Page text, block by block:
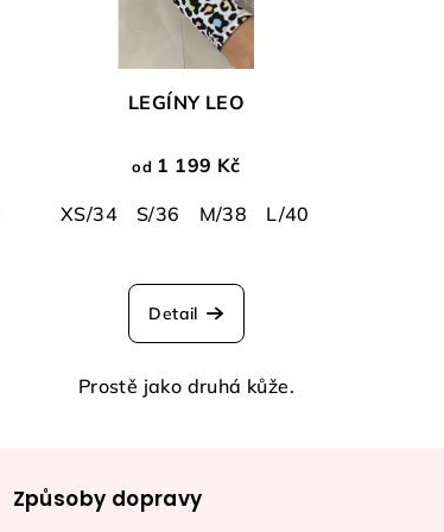
LEGÍNY LEO
od 1 199 Kč
XS/34 S/36 M/38 L/40
hodnocení
produktu
je
5,0
Detail
Prostě jako druhá kůže.
Způsoby dopravy